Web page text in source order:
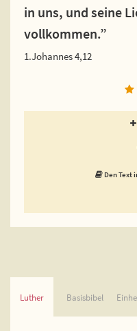
in uns, und seine
vollkommen.”
1.Johannes 4,12
Den Text
Luther Basisbibel